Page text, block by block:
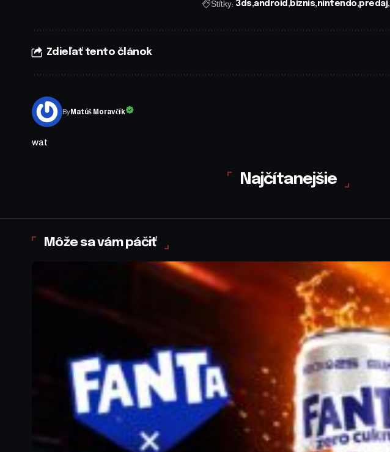
Štítky: 3ds android biznis nintendo predaj
Zdieľať tento článok
ByMatúš Moravčík
wat
Najčítanejšie
Môže sa vám páčiť